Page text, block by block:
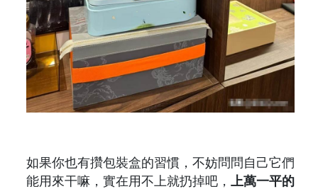
如果你也有攢包裝盒的習慣，不妨問問自己它們
能用來干嘛，實在用不上就扔掉吧，
上萬一平的